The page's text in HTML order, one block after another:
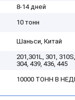
8-14 дней
10 тонн
Шаньси, Китай
201,301L, 301,
304, 439, 436, 445
10000 ТОНН В